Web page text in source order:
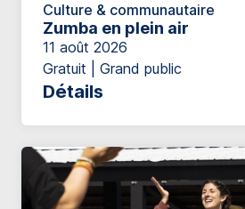
Culture & communautaire
Zumba en plein air
11 août 2026
Gratuit | Grand public
Détails